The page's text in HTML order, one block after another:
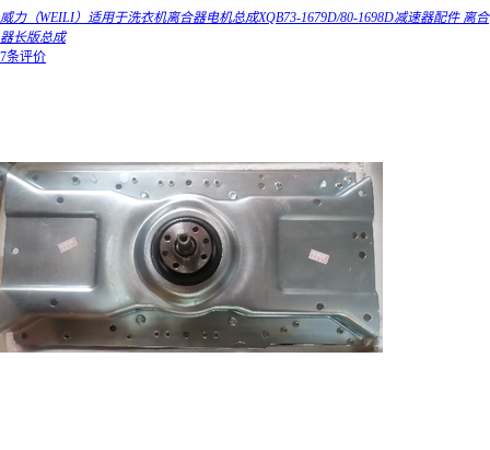
威力（WEILI）适用于洗衣机离合器电机总成XQB73-1679D/80-1698D减速器配件 离合
器长版总成
7条评价